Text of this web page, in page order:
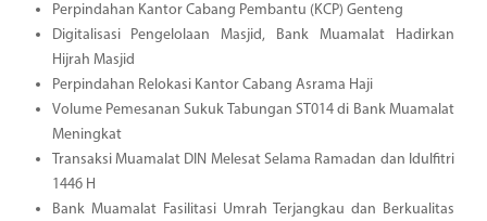
Perpindahan Kantor Cabang Pembantu (KCP) Genteng
Digitalisasi Pengelolaan Masjid, Bank Muamalat Hadirkan
Hijrah Masjid
Perpindahan Relokasi Kantor Cabang Asrama Haji
Volume Pemesanan Sukuk Tabungan ST014 di Bank Muamalat
Meningkat
Transaksi Muamalat DIN Melesat Selama Ramadan dan Idulfitri
1446 H
Bank Muamalat Fasilitasi Umrah Terjangkau dan Berkualitas